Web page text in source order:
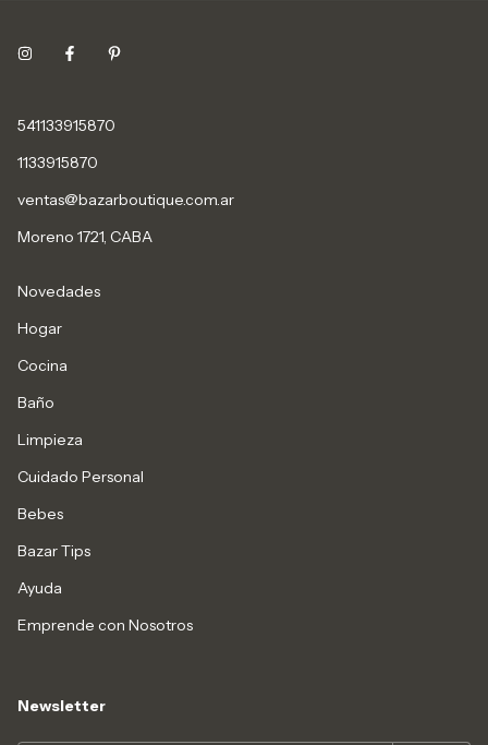
541133915870
1133915870
ventas@bazarboutique.com.ar
Moreno 1721, CABA
Novedades
Hogar
Cocina
Baño
Limpieza
Cuidado Personal
Bebes
Bazar Tips
Ayuda
Emprende con Nosotros
Newsletter